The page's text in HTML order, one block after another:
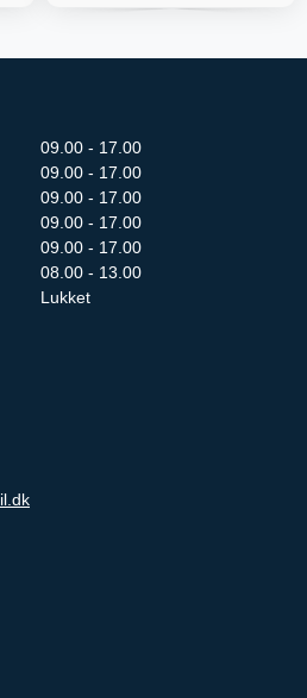
09.00 - 17.00
09.00 - 17.00
09.00 - 17.00
09.00 - 17.00
09.00 - 17.00
08.00 - 13.00
Lukket